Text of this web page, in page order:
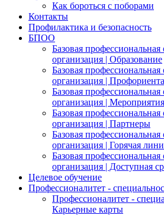
Как бороться с поборами
Контакты
Профилактика и безопасность
БПОО
Базовая профессиональная
организация | Образование
Базовая профессиональная
организация |
Базовая профессиональная
организация | Мероприятия
Базовая профессиональная
организация | Партнеры
Базовая профессиональная
организация | Горячая
Базовая профессиональная
организация | Доступная
Целевое обучение
Профессионалитет -
Профессионалитет -
Карьерные карты